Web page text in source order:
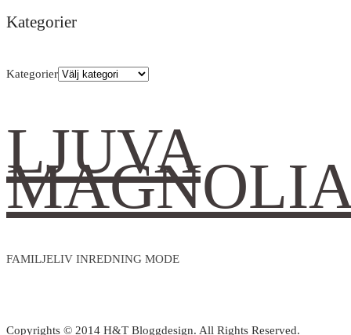
Kategorier
Kategorier
LJUVA
FAMILJELIV INREDNING MODE
Copyrights © 2014 H&T Bloggdesign. All Rights Reserved.